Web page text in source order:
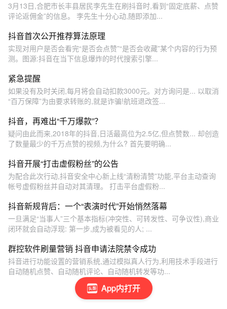
App内打开
3月13日,合肥市长丰县居民李先生在刷抖音时,看到“固定底薪、点赞
评论返佣金”的信息。 李先生十分心动,随即添加...
抖音首次公开推荐算法原理
实现对用户是否会看完“是否会点赞”“是否会收藏”某个内容的行为预
测。图源:抖音在当下信息爆炸的时代搜索引擎...
紧急提醒
如果没有及时关闭,每月将会自动扣款3000元。对方询问是... 以取消
“百万保障”为由要求转账的,就是诈骗!航班退改签...
抖音，再难出“千万爆款”？
疑问由此而来,2018年的抖音,日活最高位为2.5亿,但点赞数... 却创造
了数量最少的千万点赞的视频,为什么? 首先要明确...
抖音开展“打击虚假粉丝”的公告
为配合此次行动,抖音安全中心新上线“清粉清赞”功能,平台主动查询
帐号虚假粉丝并自动对其清理。 打击平台虚假粉...
抖音新规背后：一个“表演时代”开始悄然落幕
一旦满足“当事人”三个基本指标(冲突性、可转发性、可争议性),商业
闭环就会自动浮现: 第一步,成为被看见的人; ...
群控软件刷量营销 抖音申请法院禁令成功
抖音进行功能设置的营销系统,通过模拟真人行为,利用技术手段进行
自动随机点赞、自动随机评论、自动随机转发等功...